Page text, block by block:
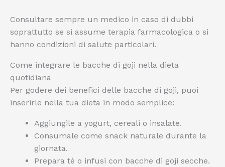
Consultare sempre un medico in caso di dubbi
soprattutto se si assume terapia farmacologica o si
hanno condizioni di salute particolari.
Come integrare le bacche di goji nella dieta
quotidiana
Per godere dei benefici delle bacche di goji, puoi
inserirle nella tua dieta in modo semplice:
Aggiungile a yogurt, cereali o insalate.
Consumale come snack naturale durante la
giornata.
Prepara tè o infusi con bacche di goji secche.